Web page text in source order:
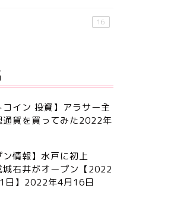
16
コイン 投資】アラサー主
貨を買ってみた2022年
ン情報】水戸に初上
城石井がオープン【2022
】 2022年4月16日